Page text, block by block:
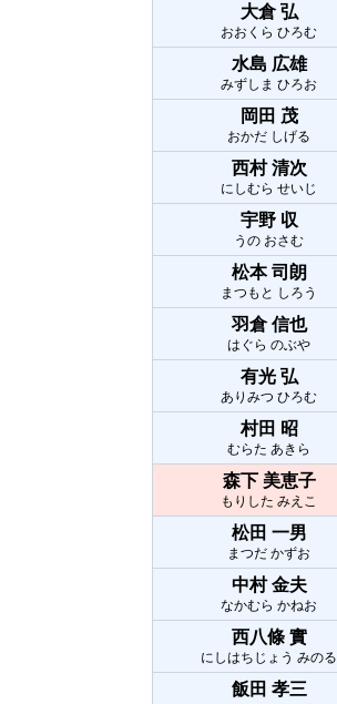
大倉 弘
おおくら ひろむ
水島 広雄
みずしま ひろお
岡田 茂
おかだ しげる
西村 清次
にしむら せいじ
宇野 収
うの おさむ
松本 司朗
まつもと しろう
羽倉 信也
はぐら のぶや
有光 弘
ありみつ ひろむ
村田 昭
むらた あきら
森下 美恵子
もりした みえこ
松田 一男
まつだ かずお
中村 金夫
なかむら かねお
西八條 實
にしはちじょう みのる
飯田 孝三